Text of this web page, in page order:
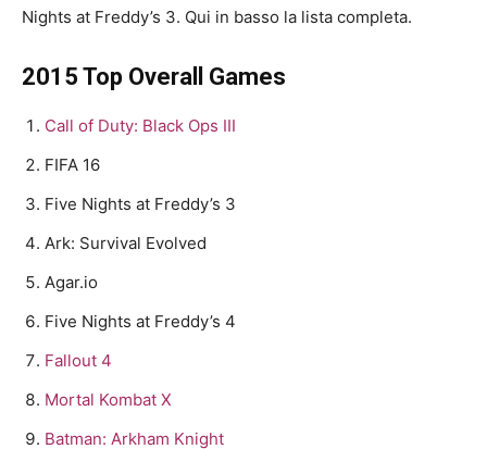
Nights at Freddy’s 3. Qui in basso la lista completa.
2015 Top Overall Games
Call of Duty: Black Ops III
FIFA 16
Five Nights at Freddy’s 3
Ark: Survival Evolved
Agar.io
Five Nights at Freddy’s 4
Fallout 4
Mortal Kombat X
Batman: Arkham Knight